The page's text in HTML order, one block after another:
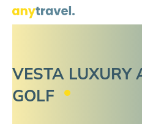
VESTA LUXURY
GOLF